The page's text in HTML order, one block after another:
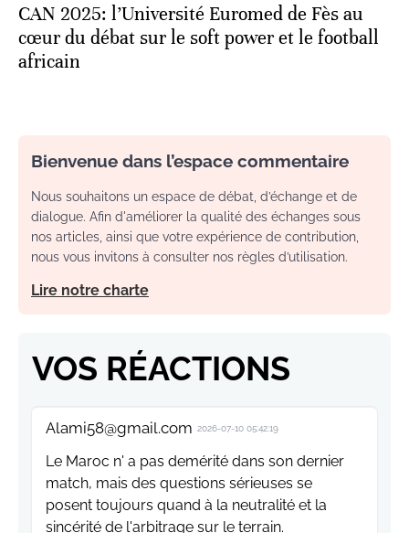
CAN 2025: l’Université Euromed de Fès au
cœur du débat sur le soft power et le football
africain
Bienvenue dans l’espace commentaire
Nous souhaitons un espace de débat, d’échange et de
dialogue. Afin d'améliorer la qualité des échanges sous
nos articles, ainsi que votre expérience de contribution,
nous vous invitons à consulter nos règles d’utilisation.
Lire notre charte
VOS RÉACTIONS
Alami58@gmail.com 2026-07-10 05:42:19
Le Maroc n' a pas demérité dans son dernier
match, mais des questions sérieuses se
posent toujours quand à la neutralité et la
sincérité de l'arbitrage sur le terrain.